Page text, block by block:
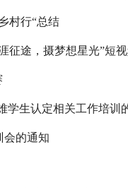
村行“总结
途，摄梦想星光”短
学生认定相关工作培训
会的通知